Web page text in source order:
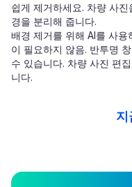
쉽게 제거하세요. 차량 사
경을 분리해 줍니다.
배경 제거를 위해 AI를 사
이 필요하지 않음. 반투명
수 있습니다. 차량 사진 편
니다.
지